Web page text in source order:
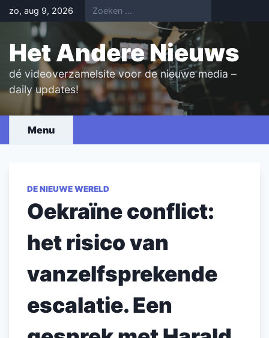
Skip
to
content
zo, aug 9, 2026
Het Andere Nieuws
dé videoverzamelsite voor de nieuwe media –
daily updates!
Menu
DE NIEUWE WERELD
Oekraïne conflict:
het risico van
vanzelfsprekende
escalatie. Een